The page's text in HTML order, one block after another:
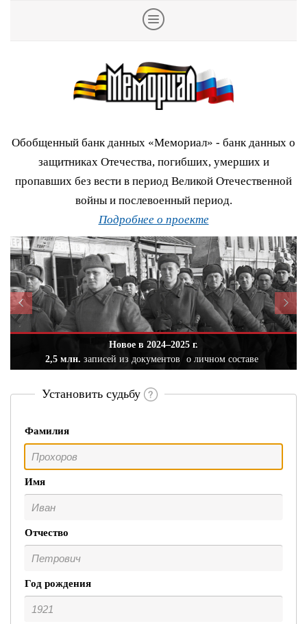
Обобщенный банк данных «Мемориал» - банк данных о
защитниках Отечества, погибших, умерших и
пропавших без вести в период Великой Отечественной
войны и послевоенный период.
Подробнее о проекте
Новое в 2024–2025 г.
2,5 млн. записей из документов о личном составе
Установить судьбу
Фамилия
Имя
Отчество
Год рождения